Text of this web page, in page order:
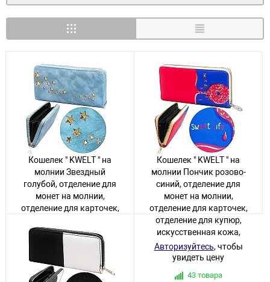
Кошелек " KWELT " на
молнии Звездный
голубой, отделение для
монет на молнии,
отделение для карточек,
искусственная кожа,
19*10см
Авторизуйтесь
, чтобы
увидеть цену
2 товара
Кошелек " KWELT " на
молнии Пончик розово-
синий, отделение для
монет на молнии,
отделение для карточек,
отделение для купюр,
искусственная кожа,
19*10см
Авторизуйтесь, чтобы
увидеть цену
43 товара